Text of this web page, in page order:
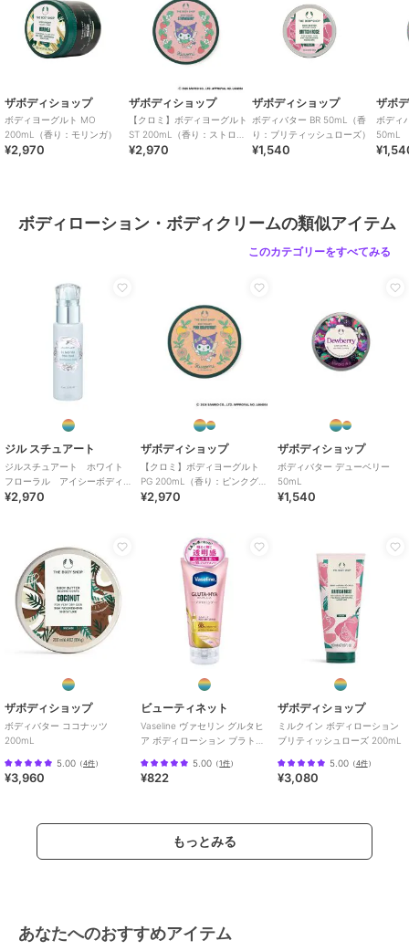
ン・ボディクリーム
性別タイプ
レディース
ボディケア ／ボディローショ
レディース
ボディケア ／ ボディローショ
ン・ボディクリーム
カラー **
ル、ＢＧ、香料、ジステアリン酸
ポリグリセリル－３、フェノキシ
脂、カプリリルグリコール、水酸
リセリル、ワサビノキ種子油、ヒ
アルロン酸Ｎａ、アーモンドエキ
ス、ベンジルアルコール、黄４、
キサンタンガム、黄５、クエン
＊表示されている全成分は改良等
の理由により、予告なく処方が変
更となり、掲載の原料、説明、自
然由来成分の配合量などが製品の
ラベルと異なる場合もございます
原産国 ポーランド製
ザボディショップ
ボディヨーグルト MO
200mL（香り：モリンガ）
¥2,970
ザボディショップ
【クロミ】ボディヨーグルト
ST 200mL（香り：ストロベ
リー）
¥2,970
ザボディショップ
ボディバター BR 50mL（香
り：ブリティッシュローズ）
¥1,540
ザボ
ボディ
50mL
ボディローション・ボディクリームの類似アイテム
このカテゴリーをすべてみる
ジル スチュアート
ジルスチュアート ホワイト
フローラル アイシーボディ
ミスト＜限定＞
¥2,970
ザボディショップ
【クロミ】ボディヨーグルト
PG 200mL（香り：ピンクグレ
ープフルーツ）
¥2,970
ザボディショップ
ボディバター デューベリー
50mL
¥1,540
ザボディショップ
ボディバター ココナッツ
200mL
5.00 （4件）
¥3,960
ビューティネット
Vaseline ヴァセリン グルタヒ
ア ボディローション ブラトニ
5.00 （1件）
¥822
ザボディショップ
ミルクイン ボディローション
ブリティッシュローズ 200mL
5.00（4件）
¥3,080
もっとみる
あなたへのおすすめアイテム